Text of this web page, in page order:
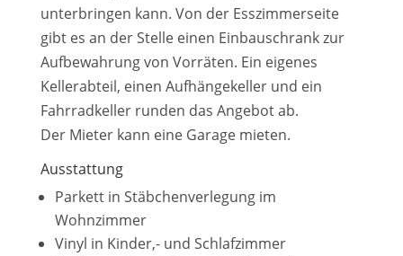
unterbringen kann. Von der Esszimmerseite
gibt es an der Stelle einen Einbauschrank zur
Aufbewahrung von Vorräten. Ein eigenes
Kellerabteil, einen Aufhängekeller und ein
Fahrradkeller runden das Angebot ab.
Der Mieter kann eine Garage mieten.
Ausstattung
Parkett in Stäbchenverlegung im
Wohnzimmer
Vinyl in Kinder,- und Schlafzimmer